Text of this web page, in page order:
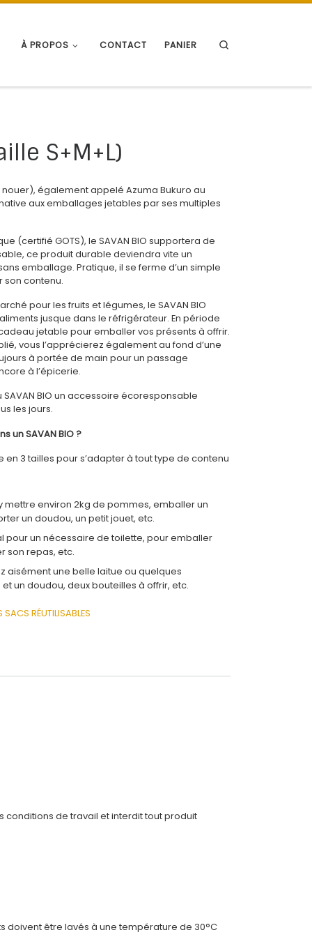
À PROPOS CONTACT PANIER
S+M+L)
nouer), également appelé Azuma Bukuro au
aux emballages jetables par ses multiples
(certifié GOTS), le SAVAN BIO supportera de
ce produit durable deviendra vite un
emballage. Pratique, il se ferme d’un simple
contenu.
pour les fruits et légumes, le SAVAN BIO
jusque dans le réfrigérateur. En période
jetable pour emballer vos présents à offrir.
vous l’apprécierez également au fond d’une
à portée de main pour un passage
à l’épicerie.
BIO un accessoire écoresponsable
les jours.
un SAVAN BIO ?
en 3 tailles pour s’adapter à tout type de contenu
mettre environ 2kg de pommes, emballer un
un doudou, un petit jouet, etc.
pour un nécessaire de toilette, pour emballer
son repas, etc.
aisément une belle laitue ou quelques
un doudou, deux bouteilles à offrir, etc.
SACS RÉUTILISABLES
conditions de travail et interdit tout produit
doivent être lavés à une température de 30°C